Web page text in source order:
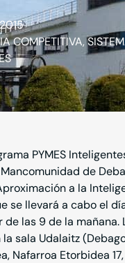
COMPETITIVA,
PYMES
de
a la
se llevará a cabo el
las 9 de la mañana.
sala Udalaitz
Nafarroa Etorbidea